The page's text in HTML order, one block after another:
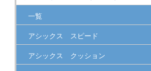
一覧
アシックス スピード
アシックス クッション